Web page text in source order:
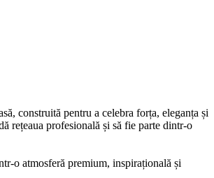
construită pentru a celebra forța, eleganța și
rețeaua profesională și să fie parte dintr-o
o atmosferă premium, inspirațională și